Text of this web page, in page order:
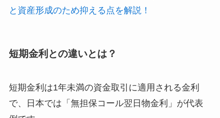
と資産形成のため抑える点を解説！
短期金利との違いとは？
短期金利は1年未満の資金取引に適用される金利
で、日本では「無担保コール翌日物金利」が代表